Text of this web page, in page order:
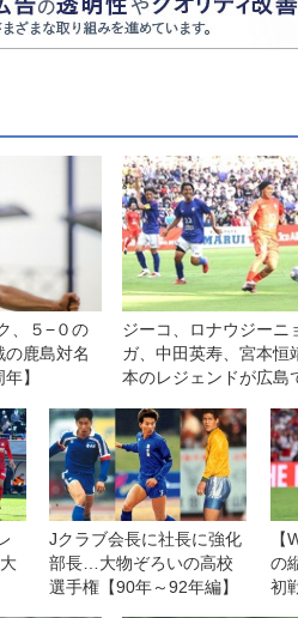
、５−０の
鹿島対名
】
ジーコ、ロナウジーニ
ガ、中田英寿、宮本恒
本のレジェンドが広島
Jクラブ会長に社長に強化
部長…大物ぞろいの高校
選手権【90年～92年編】
の
初